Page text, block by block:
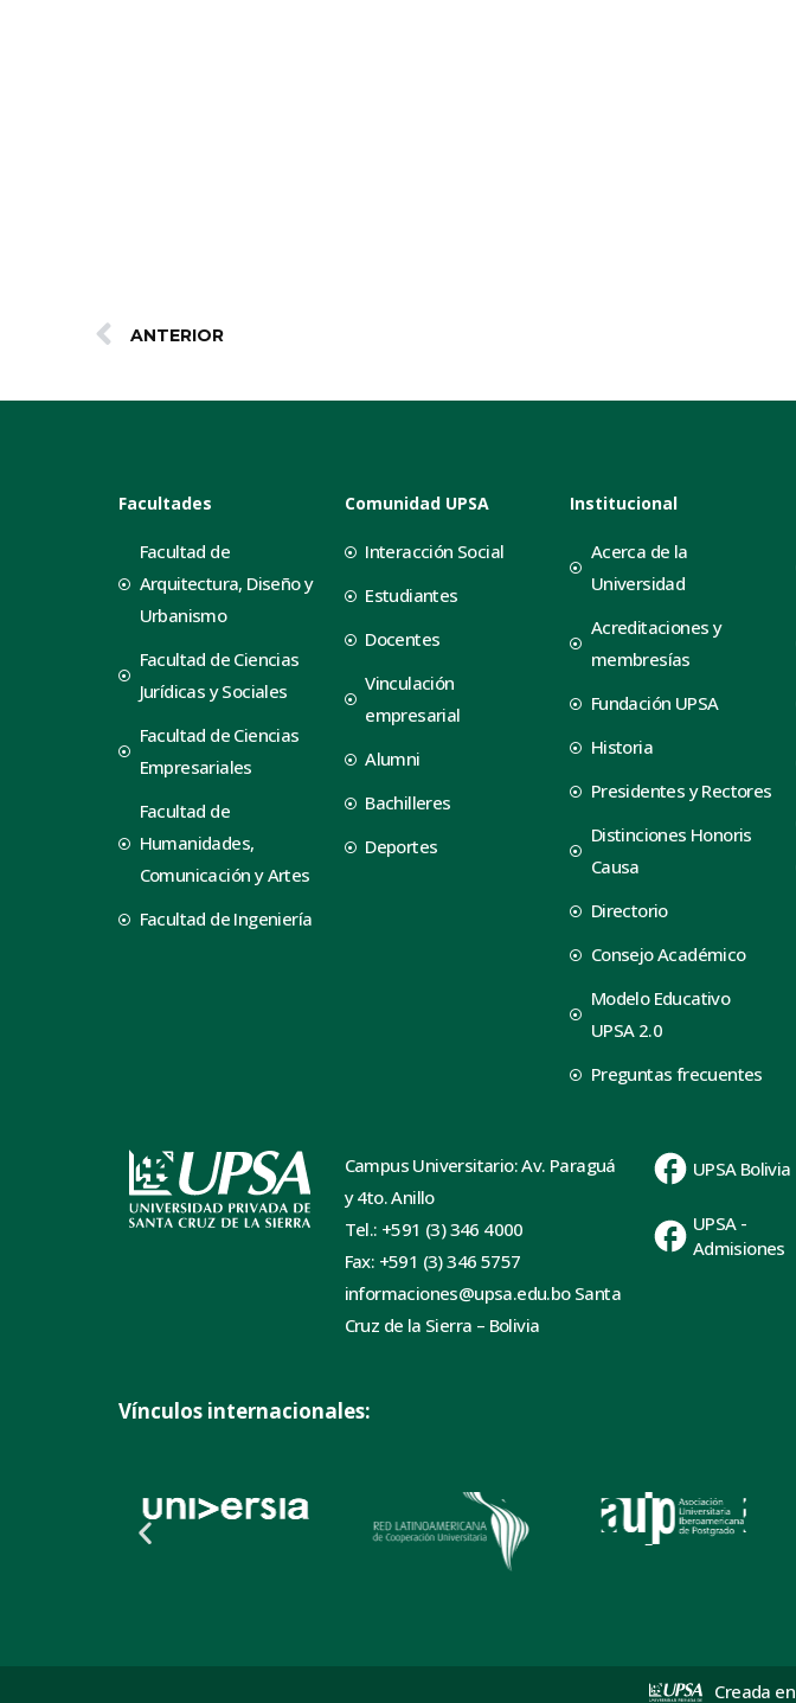
ANTERIOR
Facultades
Facultad de
Arquitectura, Diseño y
Urbanismo
Facultad de Ciencias
Jurídicas y Sociales
Facultad de Ciencias
Empresariales
Facultad de
Humanidades,
Comunicación y Artes
Facultad de Ingeniería
Comunidad UPSA
Interacción Social
Estudiantes
Docentes
Vinculación
empresarial
Alumni
Bachilleres
Deportes
Institucional
Acerca de la
Universidad
Acreditaciones y
membresías
Fundación UPSA
Historia
Presidentes y Rectores
Distinciones Honoris
Causa
Directorio
Consejo Académico
Modelo Educativo
UPSA 2.0
Preguntas frecuentes
Campus Universitario: Av. Paraguá
y 4to. Anillo
Tel.: +591 (3) 346 4000
Fax: +591 (3) 346 5757
informaciones@upsa.edu.bo Santa
Cruz de la Sierra – Bolivia
UPSA Bolivia
UPSA -
Admisiones
Vínculos internacionales:
Creada en